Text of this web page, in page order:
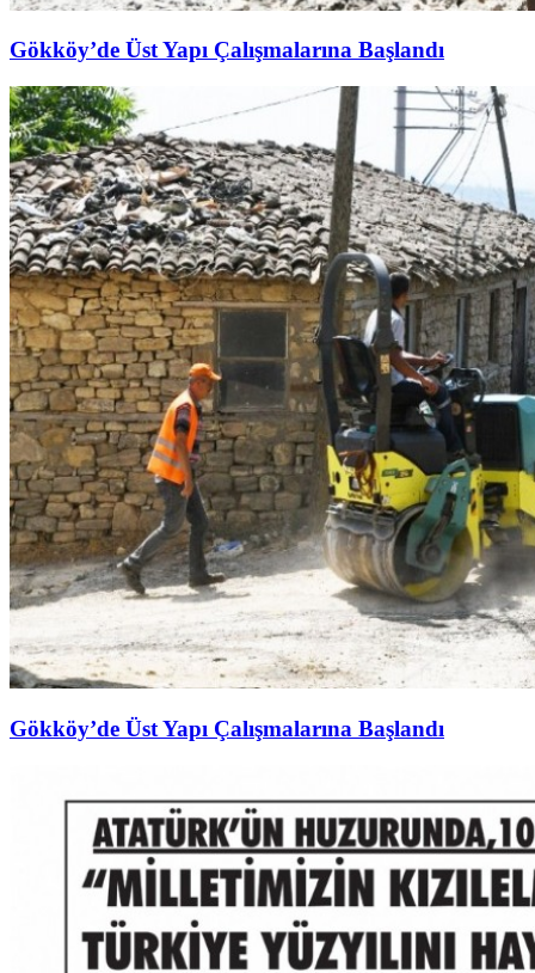
Gökköy’de Üst Yapı Çalışmalarına Başlandı
Gökköy’de Üst Yapı Çalışmalarına Başlandı